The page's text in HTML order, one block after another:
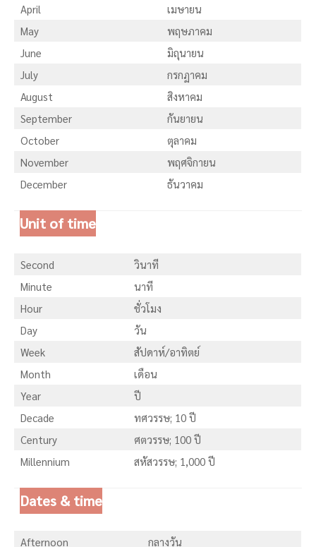
April
เมษายน
May
พฤษภาคม
June
มิถุนายน
July
กรกฏาคม
August
สิงหาคม
September
กันยายน
October
ตุลาคม
November
พฤศจิกายน
December
ธันวาคม
Unit of time
Second
วินาที
Minute
นาที
Hour
ชั่วโมง
Day
วัน
Week
สัปดาห์/อาทิตย์
Month
เดือน
Year
ปี
Decade
ทศวรรษ; 10 ปี
Century
ศตวรรษ; 100 ปี
Millennium
สหัสวรรษ; 1,000 ปี
Dates & time
Afternoon
กลางวัน